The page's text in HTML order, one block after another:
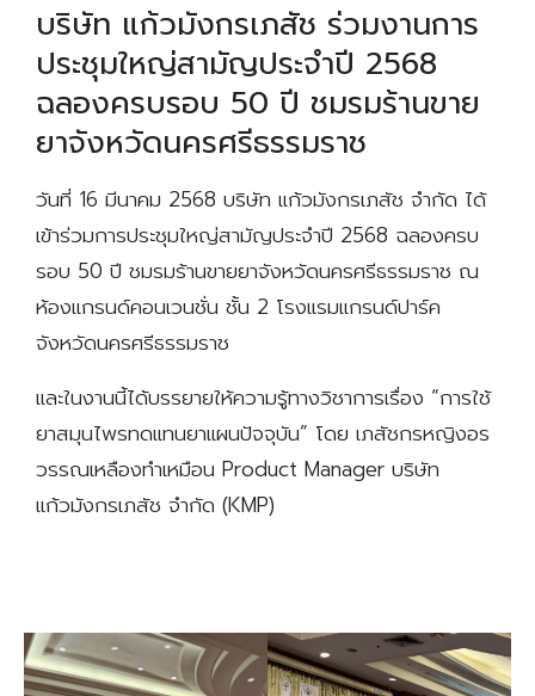
บริษัท แก้วมังกรเภสัช ร่วมงานการ
ประชุมใหญ่สามัญประจำปี 2568
ฉลองครบรอบ 50 ปี ชมรมร้านขาย
ยาจังหวัดนครศรีธรรมราช
วันที่ 16 มีนาคม 2568 บริษัท แก้วมังกรเภสัช จำกัด ได้
เข้าร่วมการประชุมใหญ่สามัญประจำปี 2568 ฉลองครบ
รอบ 50 ปี ชมรมร้านขายยาจังหวัดนครศรีธรรมราช ณ
ห้องแกรนด์คอนเวนชั่น ชั้น 2 โรงแรมแกรนด์ปาร์ค
จังหวัดนครศรีธรรมราช
และในงานนี้ได้บรรยายให้ความรู้ทางวิชาการเรื่อง “การใช้
ยาสมุนไพรทดแทนยาแผนปัจจุบัน” โดย เภสัชกรหญิงอร
วรรณเหลืองทำเหมือน Product Manager บริษัท
แก้วมังกรเภสัช จำกัด (KMP)